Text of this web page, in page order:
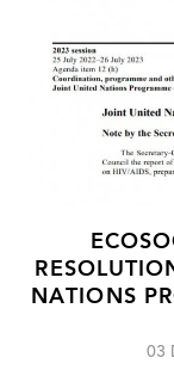
NATIONS
03